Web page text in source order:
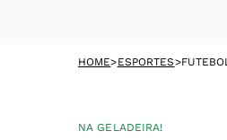
HOME>ESPORTES>
NA GELADEIRA!